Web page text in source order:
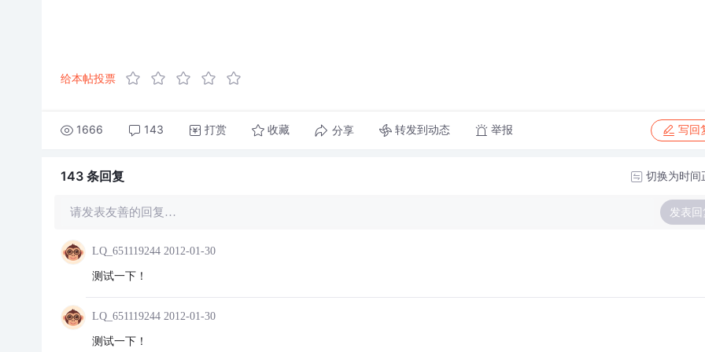
给本帖投票
1666 143 打赏 收藏 分享 转发到动态 举报 写回
143 条回复 切换为时间
请发表友善的回复… 发表回
LQ_651119244 2012-01-30
测试一下！
LQ_651119244 2012-01-30
测试一下！